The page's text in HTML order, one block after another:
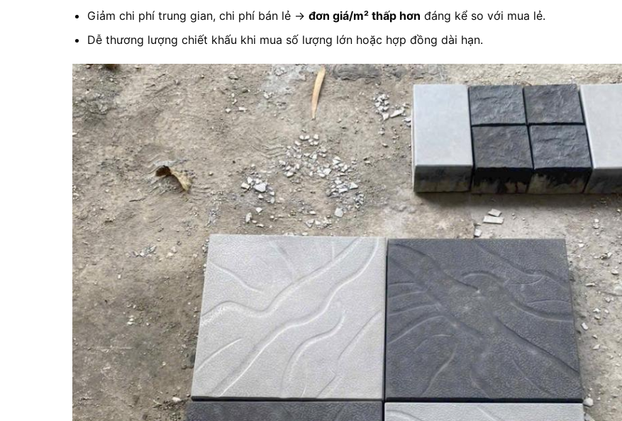
Giảm chi phí trung gian, chi phí bán lẻ → đơn giá/m² thấp hơn đáng kể so với mua lẻ.
Dễ thương lượng chiết khấu khi mua số lượng lớn hoặc hợp đồng dài hạn.